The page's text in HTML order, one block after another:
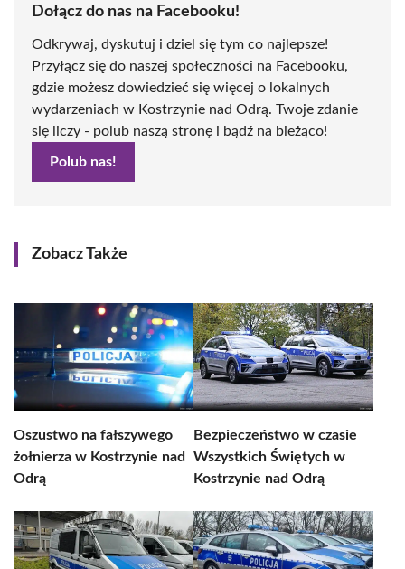
Dołącz do nas na Facebooku!
Odkrywaj, dyskutuj i dziel się tym co najlepsze!
Przyłącz się do naszej społeczności na Facebooku,
gdzie możesz dowiedzieć się więcej o lokalnych
wydarzeniach w Kostrzynie nad Odrą. Twoje zdanie
się liczy - polub naszą stronę i bądź na bieżąco!
Polub nas!
Zobacz Także
Oszustwo na fałszywego
żołnierza w Kostrzynie nad
Odrą
Bezpieczeństwo w czasie
Wszystkich Świętych w
Kostrzynie nad Odrą